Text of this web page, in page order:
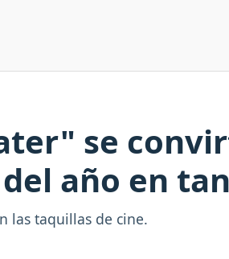
se
año en
las taquillas de cine.